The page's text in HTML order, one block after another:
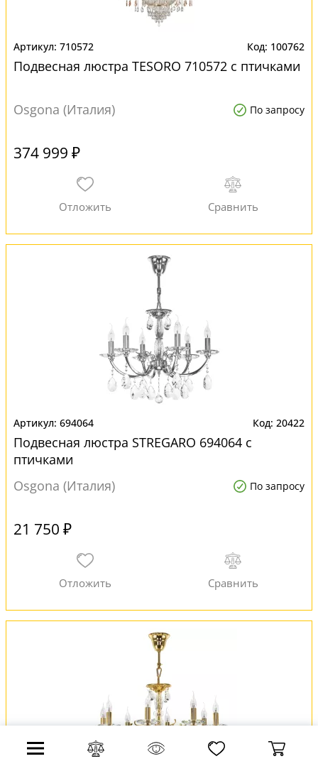
710572 100762
Подвесная люстра TESORO 710572 с птичками
Osgona (Италия) По запросу
374 999 ₽
694064 20422
Подвесная люстра STREGARO 694064 с
птичками
Osgona (Италия)
По запросу
21 750 ₽